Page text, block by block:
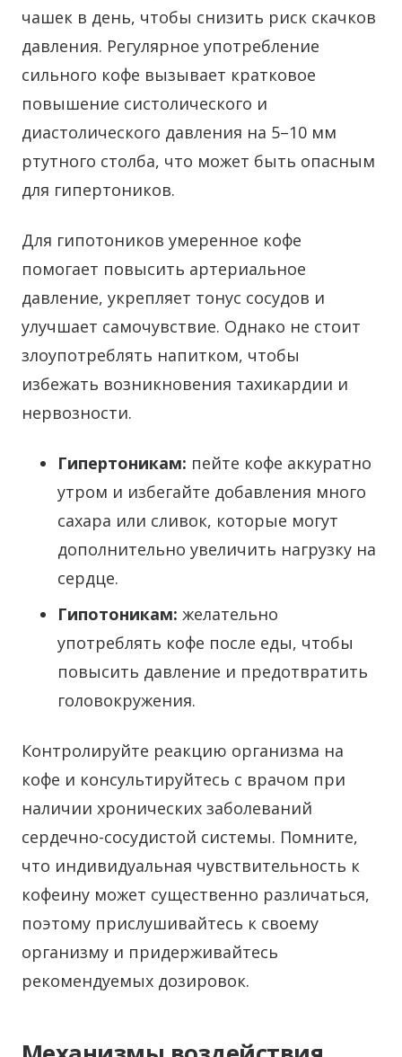
чашек в день, чтобы снизить риск скачков
давления. Регулярное употребление
сильного кофе вызывает кратковое
повышение систолического и
диастолического давления на 5–10 мм
ртутного столба, что может быть опасным
для гипертоников.
Для гипотоников умеренное кофе
помогает повысить артериальное
давление, укрепляет тонус сосудов и
улучшает самочувствие. Однако не стоит
злоупотреблять напитком, чтобы
избежать возникновения тахикардии и
нервозности.
Гипертоникам: пейте кофе аккуратно
утром и избегайте добавления много
сахара или сливок, которые могут
дополнительно увеличить нагрузку на
сердце.
Гипотоникам: желательно
употреблять кофе после еды, чтобы
повысить давление и предотвратить
головокружения.
Контролируйте реакцию организма на
кофе и консультируйтесь с врачом при
наличии хронических заболеваний
сердечно-сосудистой системы. Помните,
что индивидуальная чувствительность к
кофеину может существенно различаться,
поэтому прислушивайтесь к своему
организму и придерживайтесь
рекомендуемых дозировок.